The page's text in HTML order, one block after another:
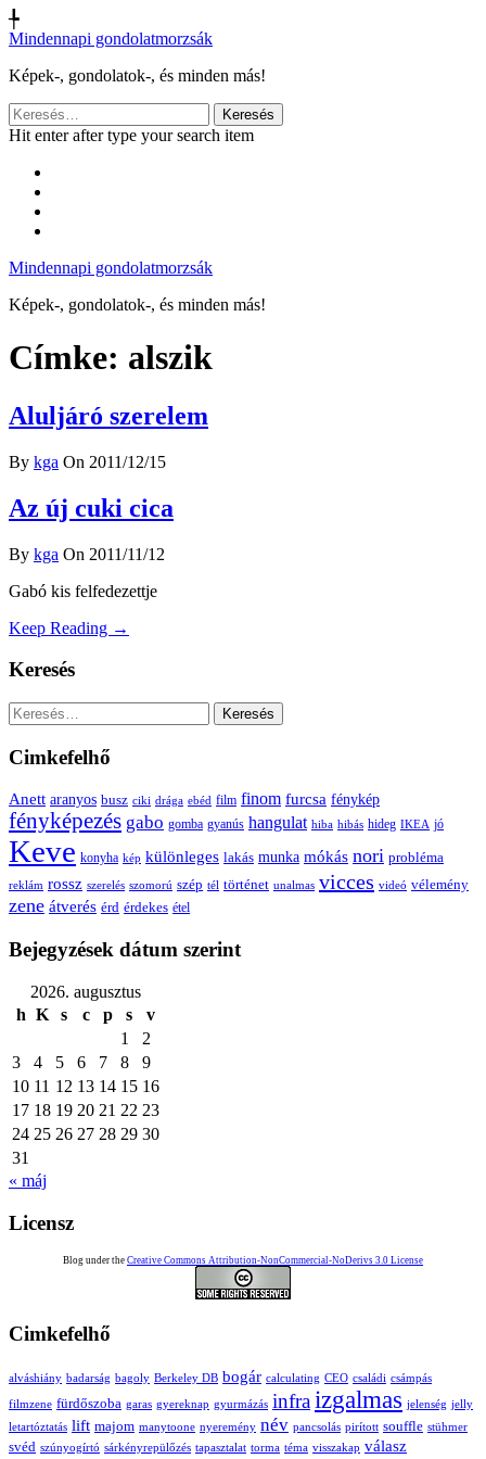
╄
Mindennapi gondolatmorzsák
Képek-, gondolatok-, és minden más!
Keresés:
Hit enter after type your search item
Mindennapi gondolatmorzsák
Képek-, gondolatok-, és minden más!
Címke: alszik
Aluljáró szerelem
By kga On 2011/12/15
Az új cuki cica
By kga On 2011/11/12
Gabó kis felfedezettje
Keep Reading →
Keresés
Keresés:
Cimkefelhő
Anett aranyos busz ciki drága ebéd film finom furcsa fénykép
fényképezés gabo gomba gyanús hangulat hiba hibás hideg IKEA jó
Keve konyha kép különleges lakás munka mókás nori probléma
reklám rossz szerelés szomorú szép tél történet unalmas vicces videó vélemény
zene átverés érd érdekes étel
Bejegyzések dátum szerint
2026. augusztus
h K s c p s
v
1
2
3
4 5 6 7 8
9
10 11 12 13 14 15 16
17 18 19 20 21 22 23
24 25 26 27 28 29 30
31
« máj
Licensz
Blog under the Creative Commons Attribution-NonCommercial-NoDerivs 3.0 License
Cimkefelhő
alváshiány badarság bagoly Berkeley DB bogár calculating CEO családi csámpás
filmzene fürdőszoba garas gyereknap gyurmázás infraizgalmas jelenség jelly
letartóztatás lift majom manytoone nyeremény név pancsolás pirított souffle stühmer
svéd szúnyogírtó sárkényrepülőzés tapasztalat torma téma visszakap válasz